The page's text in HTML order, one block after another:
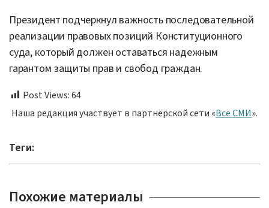
Президент подчеркнул важность последовательной
реализации правовых позиций Конституционного
суда, который должен оставаться надежным
гарантом защиты прав и свобод граждан.
Post Views:64
Наша редакция участвует в партнёрской сети «Все СМИ».
Теги:
Похожие материалы